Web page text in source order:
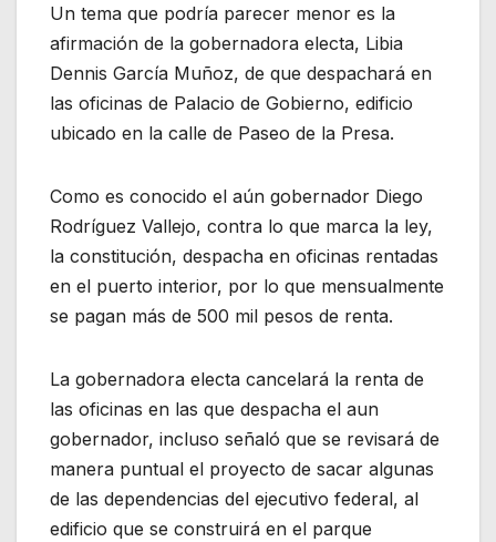
Un tema que podría parecer menor es la
afirmación de la gobernadora electa, Libia
Dennis García Muñoz, de que despachará en
las oficinas de Palacio de Gobierno, edificio
ubicado en la calle de Paseo de la Presa.
Como es conocido el aún gobernador Diego
Rodríguez Vallejo, contra lo que marca la ley,
la constitución, despacha en oficinas rentadas
en el puerto interior, por lo que mensualmente
se pagan más de 500 mil pesos de renta.
La gobernadora electa cancelará la renta de
las oficinas en las que despacha el aun
gobernador, incluso señaló que se revisará de
manera puntual el proyecto de sacar algunas
de las dependencias del ejecutivo federal, al
edificio que se construirá en el parque